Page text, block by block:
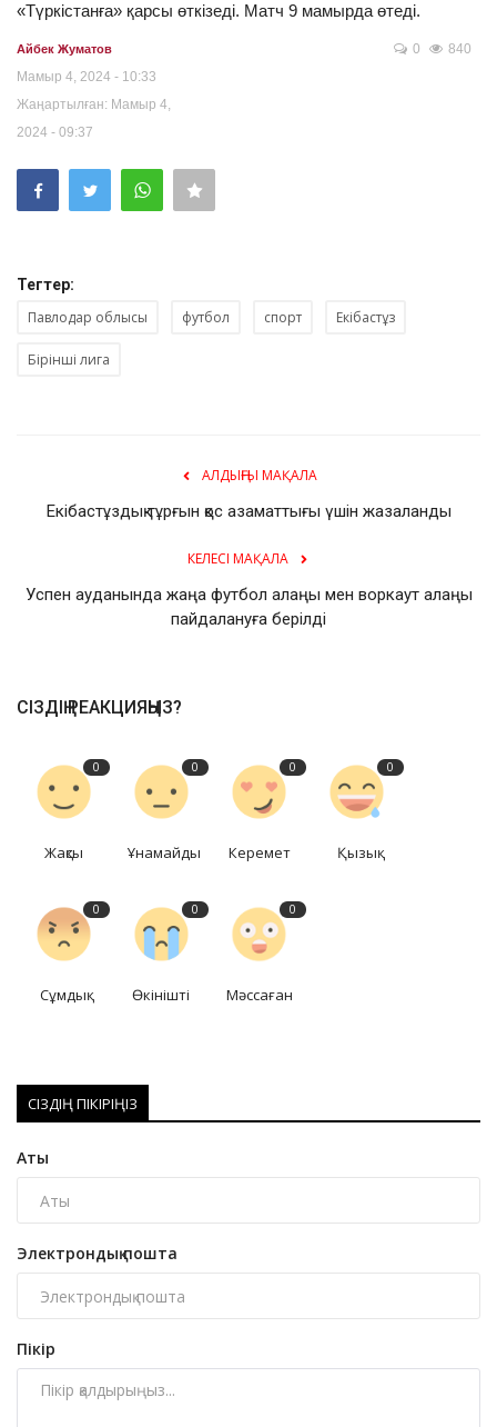
«Түркістанға» қарсы өткізеді. Матч 9 мамырда өтеді.
Айбек Жуматов
Мамыр 4, 2024 - 10:33
Жаңартылған: Мамыр 4,
2024 - 09:37
0 840
Тегтер:
Павлодар облысы футбол спорт Екібастұз
Бірінші лига
АЛДЫҢҒЫ МАҚАЛА
Екібастұздық тұрғын қос азаматтығы үшін жазаланды
КЕЛЕСІ МАҚАЛА
Успен ауданында жаңа футбол алаңы мен воркаут алаңы
пайдалануға берілді
СІЗДІҢ РЕАКЦИЯҢЫЗ?
0
Жақсы
0
Ұнамайды
0
Керемет
0
Қызық
0
Сұмдық
0
Өкінішті
0
Мәссаған
СІЗДІҢ ПІКІРІҢІЗ
Аты
Электрондық пошта
Пікір